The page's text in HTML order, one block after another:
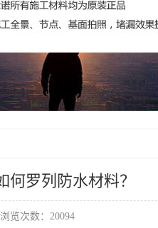
罗列防水材料？
浏览次数：20094